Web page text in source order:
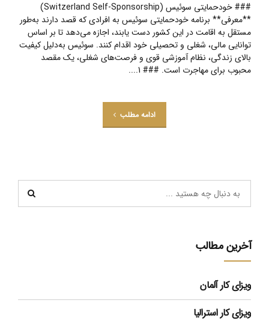
### خودحمایتی سوئیس (Switzerland Self-Sponsorship)
**معرفی** برنامه خودحمایتی سوئیس به افرادی که قصد دارند به‌طور
مستقل به اقامت در این کشور دست یابند، اجازه می‌دهد تا بر اساس
توانایی مالی، شغلی و تحصیلی خود اقدام کنند. سوئیس به‌دلیل کیفیت
بالای زندگی، نظام آموزشی قوی و فرصت‌های شغلی، یک مقصد
محبوب برای مهاجرت است. ### 1....
ادامه مطلب
آخرین مطالب
ویزای کار آلمان
ویزای کار استرالیا